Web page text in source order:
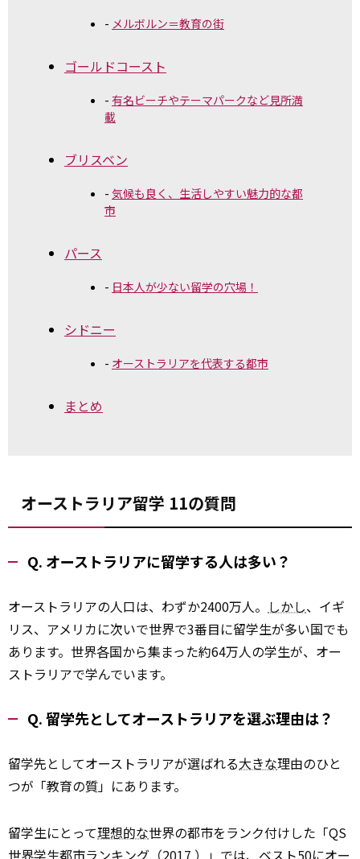
メルボルン＝教育の街
ゴールドコースト
有名ビーチやテーマパークなど見所満
載
ブリスベン
気候も良く、生活しやすい魅力的な都
市
パース
日本人が少ない留学の穴場！
シドニー
オーストラリアを代表する都市
まとめ
オーストラリア留学 11の質問
Q. オーストラリアに留学する人は多い？
オーストラリアの人口は、わずか2400万人。 しかし、イギ
リス、アメリカに次いで世界で3番目に留学生が多い国でも
あります。世界各国から集まった約64万人の学生が、オー
ストラリアで学んでいます。
Q. 留学先としてオーストラリアを選ぶ理由は？
留学先としてオーストラリアが選ばれる大きな理由のひと
つが「教育の質」にあります。
留学生にとって理想的な世界の都市をランク付けした「QS
世界学生都市ランキング（2017 ）」では、ベスト50にオー